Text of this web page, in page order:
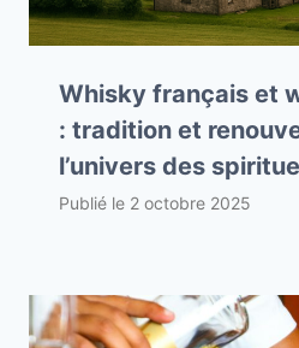
Whisky français et
: tradition et
l’univers des
Publié le 2 octobre 2025